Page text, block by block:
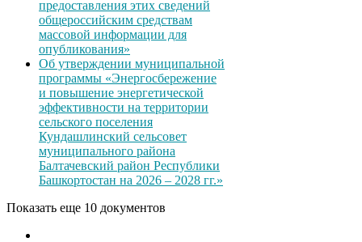
предоставления этих сведений
общероссийским средствам
массовой информации для
опубликования»
Об утверждении муниципальной
программы «Энергосбережение
и повышение энергетической
эффективности на территории
сельского поселения
Кундашлинский сельсовет
муниципального района
Балтачевский район Республики
Башкортостан на 2026 – 2028 гг.»
Показать еще 10 документов